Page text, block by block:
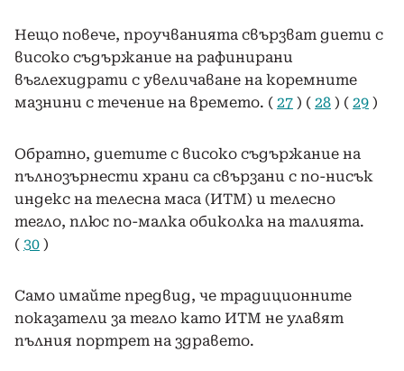
Нещо повече, проучванията свързват диети с
високо съдържание на рафинирани
въглехидрати с увеличаване на коремните
мазнини с течение на времето. ( 27 ) ( 28 ) ( 29 )
Обратно, диетите с високо съдържание на
пълнозърнести храни са свързани с по-нисък
индекс на телесна маса (ИТМ) и телесно
тегло, плюс по-малка обиколка на талията.
( 30 )
Само имайте предвид, че традиционните
показатели за тегло като ИТМ не улавят
пълния портрет на здравето.